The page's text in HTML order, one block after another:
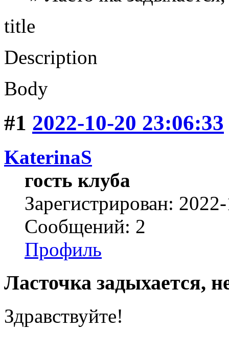
title
Description
Body
#1 2022-10-20 23:06:33
KaterinaS
гость клуба
Зарегистрирован:
Сообщений: 2
Профиль
Ласточка задыхается,
Здравствуйте!